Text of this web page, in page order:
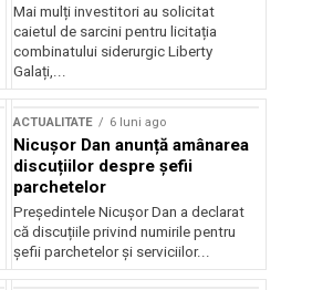
Mai mulți investitori au solicitat
caietul de sarcini pentru licitația
combinatului siderurgic Liberty
Galați,...
ACTUALITATE 6 luni ago
Nicușor Dan anunță amânarea
discuțiilor despre șefii
parchetelor
Președintele Nicușor Dan a declarat
că discuțiile privind numirile pentru
șefii parchetelor și serviciilor...